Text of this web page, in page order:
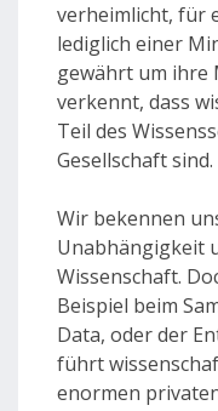
verheimlicht, für
lediglich einer
gewährt um ihre
verkennt, dass
Teil des
Gesellschaft sind.
Wir bekennen
Unabhängigkeit
Wissenschaft.
Beispiel beim
Data, oder der
führt
enormen